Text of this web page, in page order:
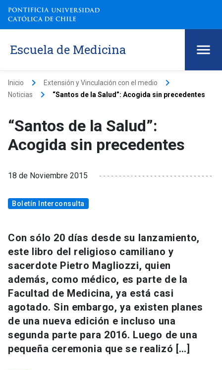
Escuela de Medicina
Inicio keyboard_arrow_right Extensión y Vinculación con el medio keyboard_arrow_right
Noticias keyboard_arrow_right “Santos de la Salud”: Acogida sin precedentes
“Santos de la Salud”:
Acogida sin precedentes
18 de Noviembre 2015
Boletín Interconsulta
Con sólo 20 días desde su lanzamiento,
este libro del religioso camiliano y
sacerdote Pietro Magliozzi, quien
además, como médico, es parte de la
Facultad de Medicina, ya está casi
agotado. Sin embargo, ya existen planes
de una nueva edición e incluso una
segunda parte para 2016. Luego de una
pequeña ceremonia que se realizó […]